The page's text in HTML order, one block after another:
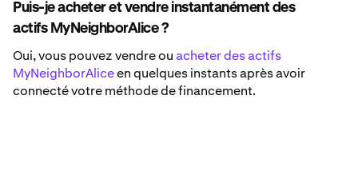
Puis-je acheter et vendre instantanément des
actifs MyNeighborAlice ?
Oui, vous pouvez vendre ouacheter des actifs
MyNeighborAliceen quelques instants après avoir
connecté votre méthode de financement.